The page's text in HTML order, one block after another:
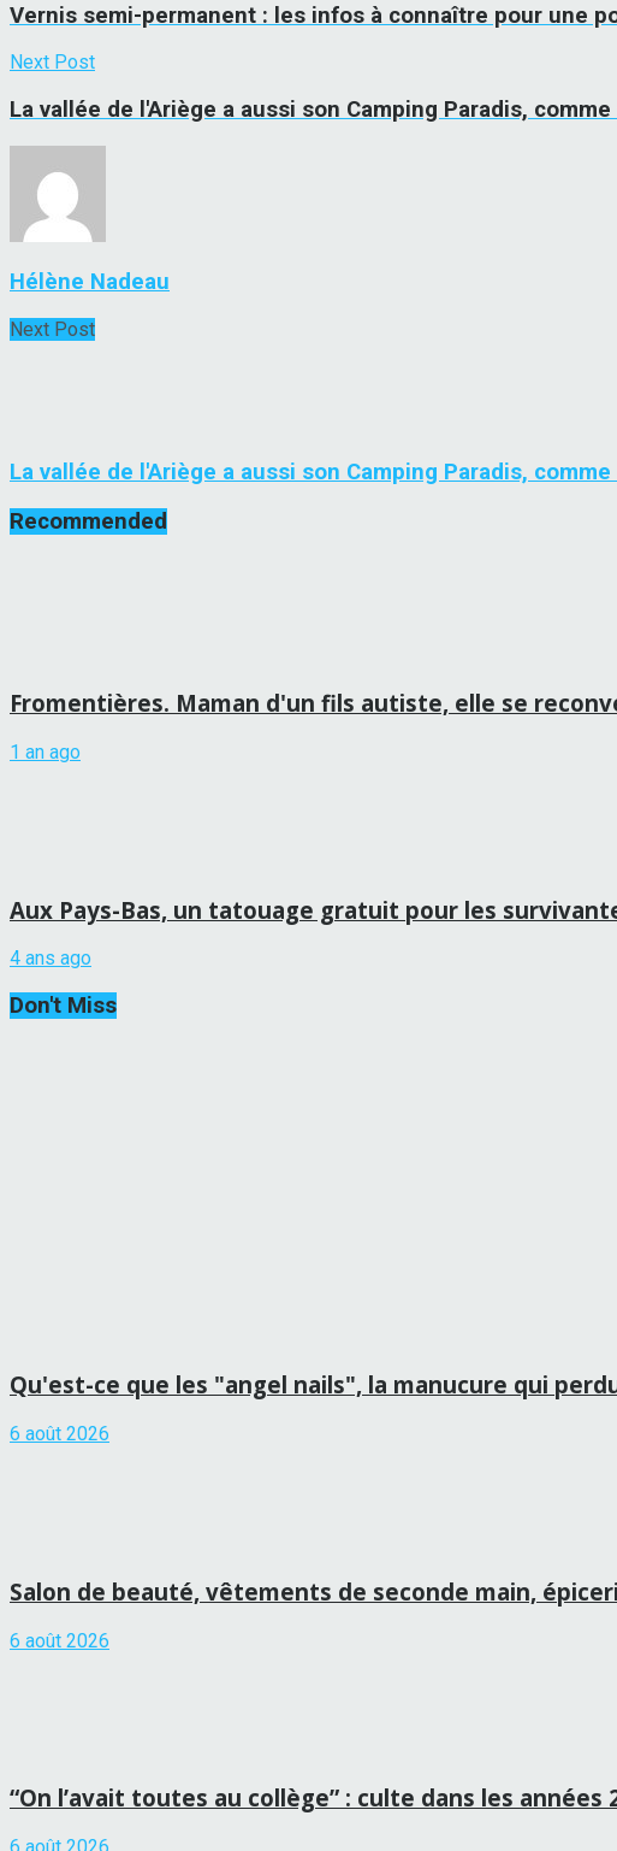
Vernis semi-permanent : les infos à connaître pour une
Next Post
La vallée de l'Ariège a aussi son Camping Paradis,
Hélène Nadeau
Next Post
La vallée de l'Ariège a aussi son Camping Paradis,
Recommended
Fromentières. Maman d'un fils autiste, elle se
1 an ago
Aux Pays-Bas, un tatouage gratuit pour les
4 ans ago
Don't Miss
Qu'est-ce que les "angel nails", la manucure qui
6 août 2026
Salon de beauté, vêtements de seconde main,
6 août 2026
“On l’avait toutes au collège” : culte dans les